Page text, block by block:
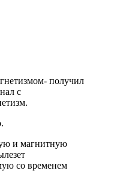
получил
с
и магнитную
со временем